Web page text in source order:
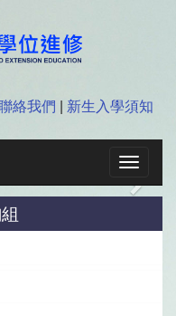
絡我們 新生入學須知
Toggle
Next